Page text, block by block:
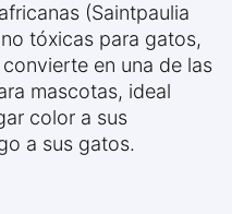
(Saintpaulia
tóxicas para gatos,
en una de las
mascotas, ideal
color a sus
a sus gatos.